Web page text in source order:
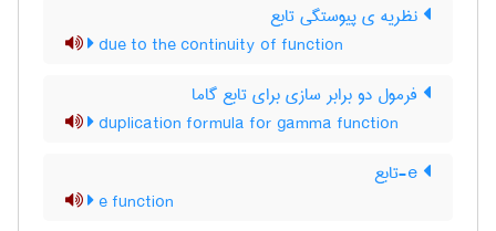
نظریه ی پیوستگی تابع
due to the continuity of function
فرمول دو برابر سازی برای تابع گاما
duplication formula for gamma function
e function